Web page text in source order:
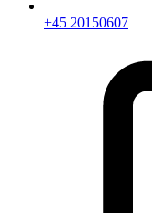
+45 20150607